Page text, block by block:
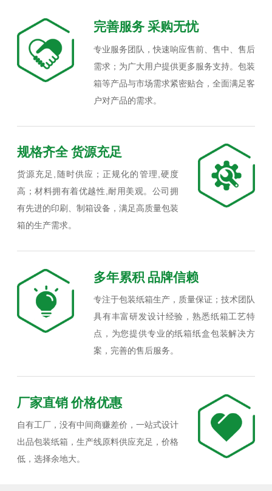
完善服务 采购无忧
专业服务团队，快速响应售前、售中、售后
需求；为广大用户提供更多服务支持。包装
箱等产品与市场需求紧密贴合，全面满足客
户对产品的需求。
规格齐全 货源充足
货源充足,随时供应；正规化的管理,硬度
高；材料拥有着优越性,耐用美观。公司拥
有先进的印刷、制箱设备，满足高质量包装
箱的生产需求。
多年累积 品牌信赖
专注于包装纸箱生产，质量保证；技术团队
具有丰富研发设计经验，熟悉纸箱工艺特
点，为您提供专业的纸箱纸盒包装解决方
案，完善的售后服务。
厂家直销 价格优惠
自有工厂，没有中间商赚差价，一站式设计
出品包装纸箱，生产线原料供应充足，价格
低，选择余地大。